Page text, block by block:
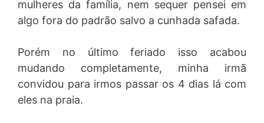
mulheres da família, nem sequer pensei em
algo fora do padrão salvo a cunhada safada.
Porém no último feriado isso acabou
mudando completamente, minha irmã
convidou para irmos passar os 4 dias lá com
eles na praia.